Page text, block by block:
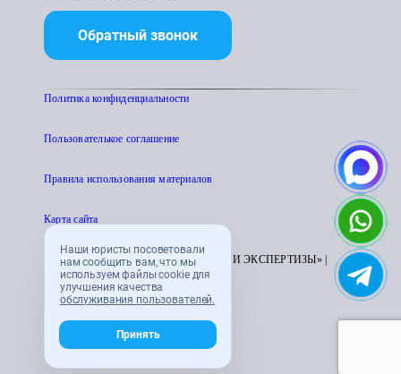
Наши юристы посоветовали
нам сообщить вам, что мы
используем файлы cookie для
улучшения качества
обслуживания пользователей.
Принять
Обратный звонок
Политика конфиденциальности
Пользователькое соглашение
Правила использования материалов
Карта сайта
© 1995 - 2026 «ЦЕНТР АТТЕСТАЦИИ И ЭКСПЕРТИЗЫ» |
CENTRATTEK.RU